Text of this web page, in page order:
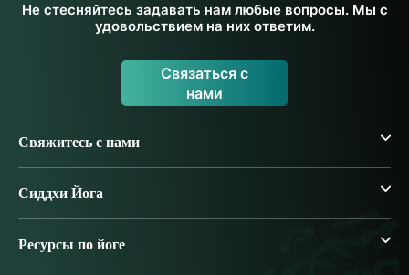
Не стесняйтесь задавать нам любые вопросы. Мы с
удовольствием на них ответим.
Связаться с
нами
Свяжитесь с нами
Сиддхи Йога
Ресурсы по йоге